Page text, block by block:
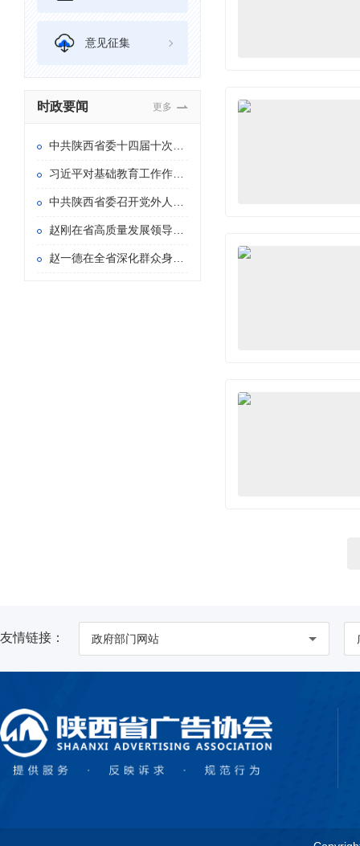
意见征集
时政要闻 更多
友情链接： 政府部门网站